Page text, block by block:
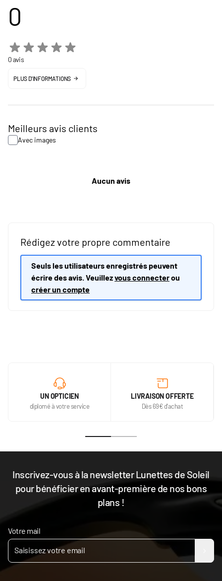
0
0 avis
PLUS D'INFORMATIONS
Meilleurs avis clients
Avec images
Aucun avis
Rédigez votre propre commentaire
Seuls les utilisateurs enregistrés peuvent
écrire des avis. Veuillezvous connecterou
créer un compte
UN OPTICIEN
diplomé à votre service
LIVRAISON OFFERTE
Dès 69€ d'achat
Inscrivez-vous à la newsletter Lunettes de Soleil
pour bénéficier en avant-première de nos bons
plans !
Votre mail